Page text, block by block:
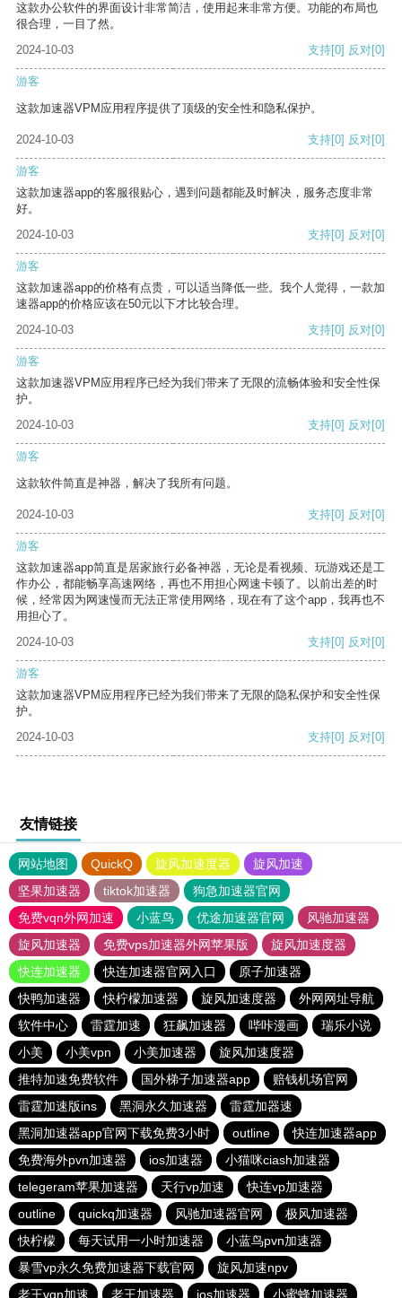
这款办公软件的界面设计非常简洁，使用起来非常方便。功能的布局也
很合理，一目了然。
2024-10-03
支持[0] 反对[0]
游客
这款加速器VPM应用程序提供了顶级的安全性和隐私保护。
2024-10-03 支持[0] 反对[0]
游客
这款加速器app的客服很贴心，遇到问题都能及时解决，服务态度非常
好。
2024-10-03
支持[0] 反对[0]
游客
这款加速器app的价格有点贵，可以适当降低一些。我个人觉得，一款加
速器app的价格应该在50元以下才比较合理。
2024-10-03
支持[0] 反对[0]
游客
这款加速器VPM应用程序已经为我们带来了无限的流畅体验和安全性保
护。
2024-10-03
支持[0] 反对[0]
游客
这款软件简直是神器，解决了我所有问题。
2024-10-03 支持[0] 反对[0]
游客
这款加速器app简直是居家旅行必备神器，无论是看视频、玩游戏还是工
作办公，都能畅享高速网络，再也不用担心网速卡顿了。以前出差的时
候，经常因为网速慢而无法正常使用网络，现在有了这个app，我再也不
用担心了。
2024-10-03
支持[0] 反对[0]
游客
这款加速器VPM应用程序已经为我们带来了无限的隐私保护和安全性保
护。
2024-10-03
支持[0] 反对[0]
友情链接
网站地图 QuickQ 旋风加速度器
旋风加速
坚果加速器
tiktok加速器
狗急加速器官网
免费vqn外网加速
小蓝鸟 优途加速器官网
风驰加速器
旋风加速器
免费vps加速器外网苹果版
旋风加速度器
快连加速器
快连加速器官网入口
原子加速器
快鸭加速器
快柠檬加速器 旋风加速度器
外网网址导航
软件中心
雷霆加速 狂飙加速器 哔咔漫画
瑞乐小说
小美
小美vpn 小美加速器
旋风加速度器
推特加速免费软件
国外梯子加速器app
赔钱机场官网
雷霆加速版ins
黑洞永久加速器
雷霆加器速
黑洞加速器app官网下载免费3小时
outline
快连加速器app
免费海外pvn加速器
ios加速器
小猫咪ciash加速器
telegeram苹果加速器
天行vp加速
快连vp加速器
outline
quickq加速器 风驰加速器官网
极风加速器
快柠檬
每天试用一小时加速器
小蓝鸟pvn加速器
暴雪vp永久免费加速器下载官网
旋风加速npv
老王vqn加速
老王加速器 ios加速器 小蜜蜂加速器